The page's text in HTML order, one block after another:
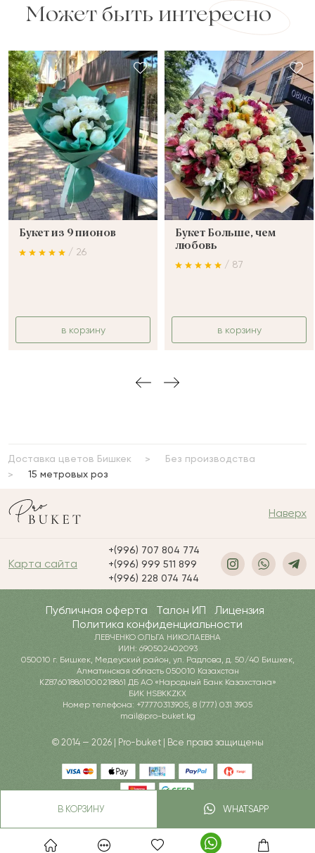
В КОРЗИНУ WHATSAPP
Может быть интересно
Букет из 9 пионов
/ 26
в корзину
Букет Больше, чем
любовь
/ 87
в корзину
Доставка цветов Бишкек
Без производства
15 метровых роз
Наверх
Карта сайта
+(996) 707 804 774
+(996) 999 511 899
+(996) 228 074 744
Публичная оферта Талон ИП
Лицензия
Политика конфиденциальности
ЛЕВЧЕНКО ОЛЬГА НИКОЛАЕВНА
ИИН: 690502402093
050010 г. Бишкек, Медеуский район, ул. Радлова, д. 50/40 Бишкек,
Алматинская область 050010 Казахстан
KZ876018861000218861 ДБ АО «Народный Банк Казахстана»
БИК HSBKKZKX
Номер телефона: +77770313905, 8 (777) 031 3905
mail@pro-buket.kg
© 2014 — 2026 | Pro-buket | Все права защищены